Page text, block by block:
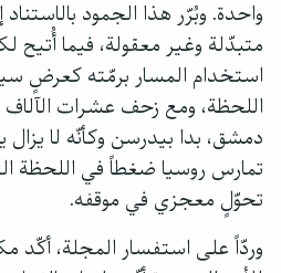
واحدة. وبُرّر هذا الجمود
متبدّلة وغير معقولة، فيما
استخدام المسار برمّته كعرضٍ
اللحظة، ومع زحف عشرات
دمشق، بدا بيدرسن وكأنّه لا
تمارس روسيا ضغطاً في اللحظة
تحوّلٍ معجزي في موقفه.
وردّاً على استفسار المجلة،